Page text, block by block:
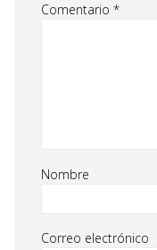
Comentario *
Nombre
Correo electrónico